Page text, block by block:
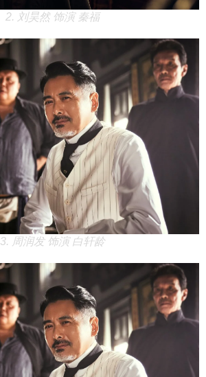
2. 刘昊然 饰演 秦福
3. 周润发 饰演 白轩龄